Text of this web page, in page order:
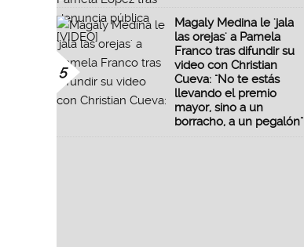
5
Magaly Medina le 'jala
las orejas' a Pamela
Franco tras difundir su
video con Christian
Cueva: "No te estás
llevando el premio
mayor, sino a un
borracho, a un pegalón"